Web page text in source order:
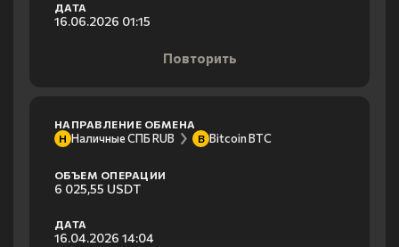
ДАТА
16.06.2026 01:15
Повторить
НАПРАВЛЕНИЕ ОБМЕНА
Н Наличные СПБ RUB B Bitcoin BTC
ОБЪЕМ ОПЕРАЦИИ
6 025,55 USDT
ДАТА
16.04.2026 14:04